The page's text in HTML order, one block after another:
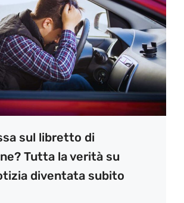
sul libretto di
Tutta la verità su
diventata subito